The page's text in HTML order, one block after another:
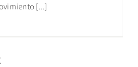
[...]